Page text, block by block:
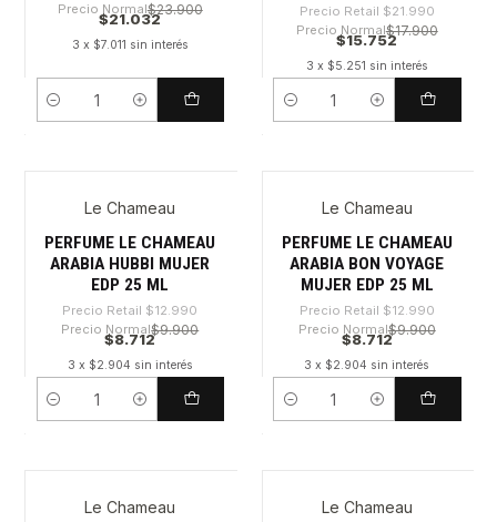
Precio Normal$23.900
$21.032
3 x $7.011 sin interés
Cantidad
Precio Retail $21.990
Precio Normal$17.900
$15.752
3 x $5.251 sin interés
Cantidad
-32%Le Chameau
PERFUME LE CHAMEAU
ARABIA HUBBI MUJER
EDP 25 ML
Precio Retail $12.990
Precio Normal$9.900
$8.712
3 x $2.904 sin interés
Cantidad
-32%Le Chameau
PERFUME LE CHAMEAU
ARABIA BON VOYAGE
MUJER EDP 25 ML
Precio Retail $12.990
Precio Normal$9.900
$8.712
3 x $2.904 sin interés
Cantidad
-27%Le Chameau -32%Le Chameau